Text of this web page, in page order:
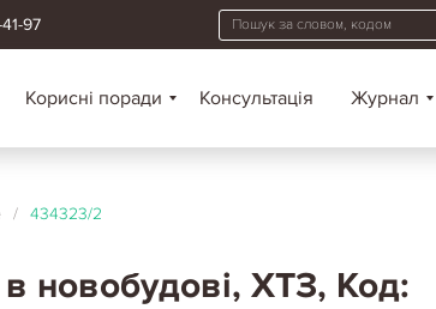
97
Корисні поради Консультація Журнал
/ 434323/2
новобудові, ХТЗ, Код: